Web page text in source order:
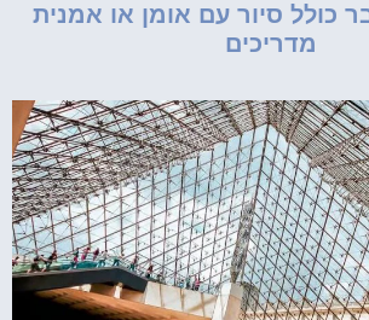
כולל סיור עם אומן או אמנית
מדריכים